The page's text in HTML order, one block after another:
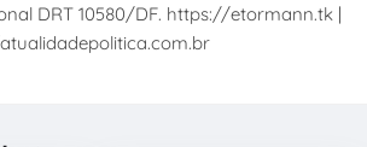
DRT 10580/DF. https://etormann.tk |